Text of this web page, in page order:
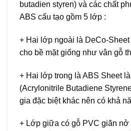
butadien styren) và các chất
ABS cấu tạo gồm 5 lớp :
+ Hai lớp ngoài là DeCo-
cho bề mặt giống như vân gỗ
+ Hai lớp trong là ABS Sheet
(Acrylonitrile Butadiene
gia đặc biệt khác nên có khả
+ Lớp giữa có gỗ PVC giãn